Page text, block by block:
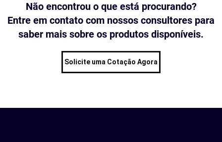
Não encontrou o que está procurando?
Entre em contato com nossos consultores para
saber mais sobre os produtos disponíveis.
Solicite uma Cotação Agora